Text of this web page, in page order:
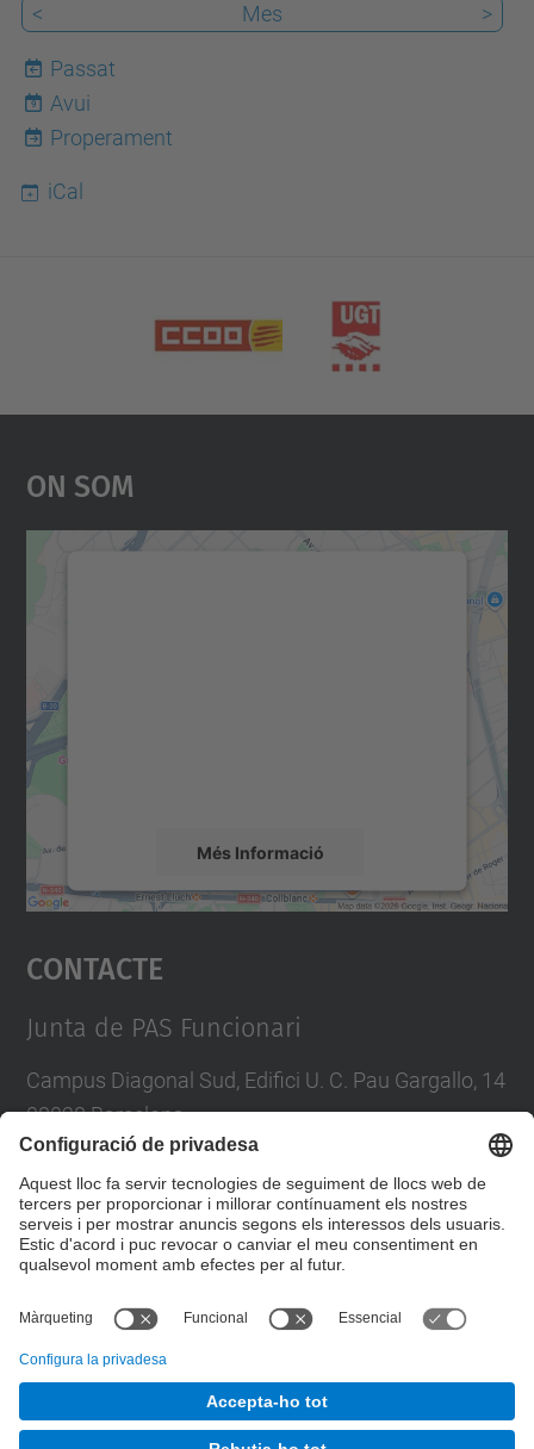
<
Mes >
Passat
9
Avui
Properament
iCal
On Som
Més Informació
Accepta
powered by
Contacte
Junta de PAS Funcionari
Campus Diagonal Sud, Edifici U. C. Pau Gargallo, 14
08028 Barcelona
E-mail :junta.pasf@upc.edu
Formulari de contacte
Junta PAS Funcionari